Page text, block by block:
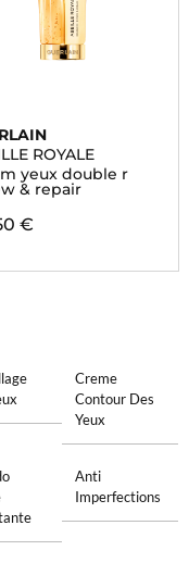
ROYALE
yeux double r
& repair
€
Creme
Contour Des
Yeux
Anti
Imperfections